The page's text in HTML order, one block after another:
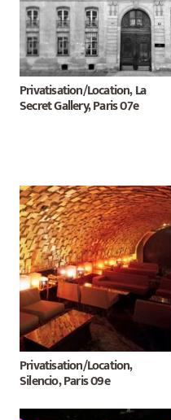
Privatisation/Location, La
Secret Gallery, Paris 07e
Privatisation/Location,
Silencio, Paris 09e